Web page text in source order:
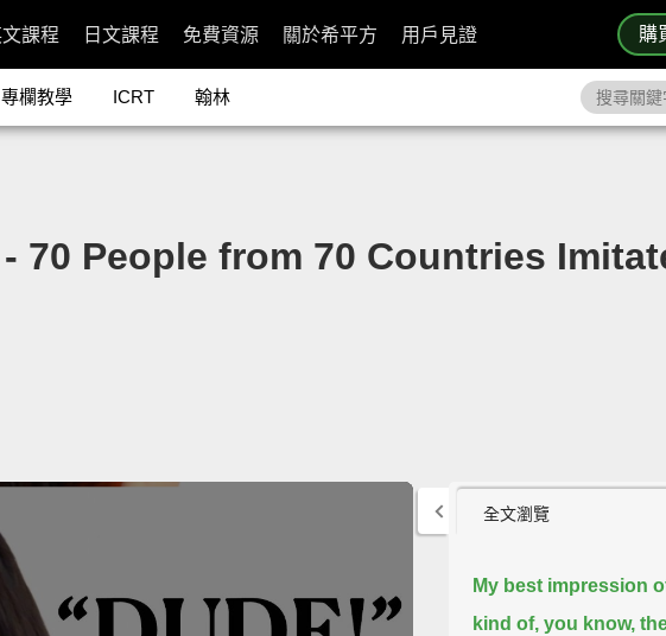
購
課程 日文課程 免費資源 關於希平方 用戶見證
專欄教學 ICRT 翰林
- 70 People from 70 Countries
全文瀏覽
My best impression
kind of, you know,